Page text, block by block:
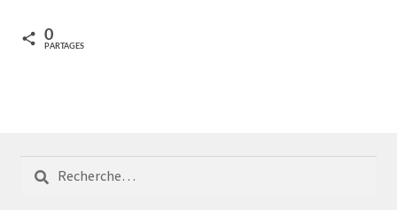
0
PARTAGES
Rechercher :